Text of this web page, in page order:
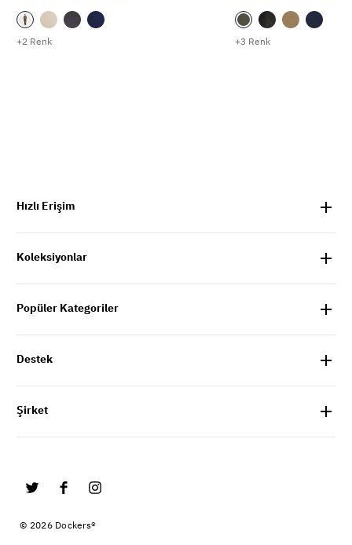
+2 Renk +3 Renk
Hızlı Erişim
Koleksiyonlar
Popüler Kategoriler
Destek
Şirket
© 2026 Dockers®